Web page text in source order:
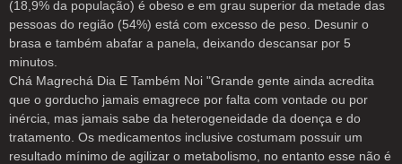
(18,9% da população) é obeso e em grau superior da metade das
pessoas do região (54%) está com excesso de peso. Desunir o
brasa e também abafar a panela, deixando descansar por 5
minutos.
Chá Magrechá Dia E Também Noi "Grande gente ainda acredita
que o gorducho jamais emagrece por falta com vontade ou por
inércia, mas jamais sabe da heterogeneidade da doença e do
tratamento. Os medicamentos inclusive costumam possuir um
resultado mínimo de agilizar o metabolismo, no entanto esse não é